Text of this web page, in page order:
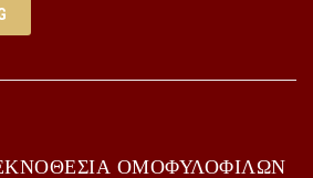
ΟΜΟΦΥΛΟΦΙΛΩΝ